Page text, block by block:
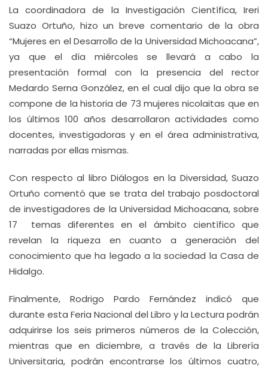
La coordinadora de la Investigación Científica, Ireri
Suazo Ortuño, hizo un breve comentario de la obra
“Mujeres en el Desarrollo de la Universidad Michoacana”,
ya que el día miércoles se llevará a cabo la
presentación formal con la presencia del rector
Medardo Serna González, en el cual dijo que la obra se
compone de la historia de 73 mujeres nicolaitas que en
los últimos 100 años desarrollaron actividades como
docentes, investigadoras y en el área administrativa,
narradas por ellas mismas.
Con respecto al libro Diálogos en la Diversidad, Suazo
Ortuño comentó que se trata del trabajo posdoctoral
de investigadores de la Universidad Michoacana, sobre
17 temas diferentes en el ámbito científico que
revelan la riqueza en cuanto a generación del
conocimiento que ha legado a la sociedad la Casa de
Hidalgo.
Finalmente, Rodrigo Pardo Fernández indicó que
durante esta Feria Nacional del Libro y la Lectura podrán
adquirirse los seis primeros números de la Colección,
mientras que en diciembre, a través de la Librería
Universitaria, podrán encontrarse los últimos cuatro,